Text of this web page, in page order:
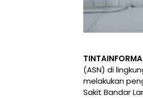
(ASN) di
melakukan
Sakit Bandar